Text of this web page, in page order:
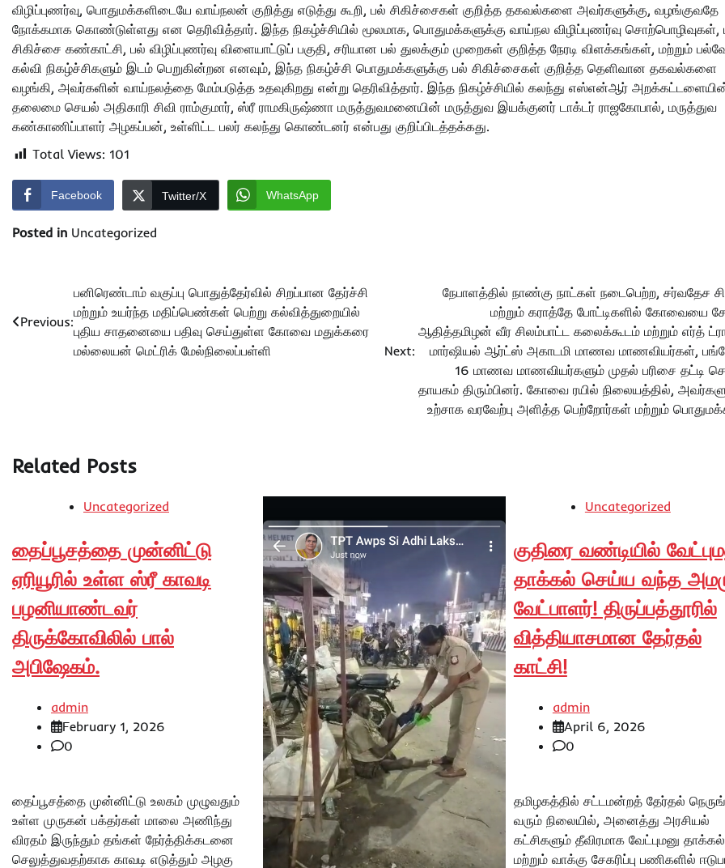
விழிப்புணர்வு, பொதுமக்களிடையே வாய்நலன் குறித்து எடுத்து கூறி, பல் சிகிச்சைகள் குறித்த தகவல்களை அவர்களுக்கு, வழங்குவதே
நோக்கமாக கொண்டுள்ளது என தெரிவித்தார். இந்த நிகழ்ச்சியில் மூலமாக, பொதுமக்களுக்கு வாய்நல விழிப்புணர்வு சொற்பொழிவுகள்,
சிகிச்சை கண்காட்சி, பல் விழிப்புணர்வு விளையாட்டுப் பகுதி, சரியான பல் துலக்கும் முறைகள் குறித்த நேரடி விளக்கங்கள், மற்றும்
கல்வி நிகழ்ச்சிகளும் இடம் பெறுகின்றன எனவும், இந்த நிகழ்ச்சி பொதுமக்களுக்கு பல் சிகிச்சைகள் குறித்த தெளிவான தகவல்களை
வழங்கி, அவர்களின் வாய்நலத்தை மேம்படுத்த உதவுகிறது என்று தெரிவித்தார். இந்த நிகழ்ச்சியில் கலந்து எஸ்என்ஆர்
தலைமை செயல் அதிகாரி சிவி ராம்குமார், ஸ்ரீ ராமகிருஷ்ணா மருத்துவமனையின் மருத்துவ இயக்குனர் டாக்டர் ராஜகோபால், மருத்துவ
கண்காணிப்பாளர் அழகப்பன், உள்ளிட்ட பலர் கலந்து கொண்டனர் என்பது குறிப்பிடத்தக்கது.
Total Views: 101
Facebook Twitter/X WhatsApp
Posted in Uncategorized
navigation
Previous:
பனிரெண்டாம் வகுப்பு பொதுத்தேர்வில் சிறப்பான தேர்ச்சி
மற்றும் உயர்ந்த மதிப்பெண்கள் பெற்று கல்வித்துறையில்
புதிய சாதனையை பதிவு செய்துள்ள கோவை மதுக்கரை
மல்லையன் மெட்ரிக் மேல்நிலைப்பள்ளி
Next:
நேபாளத்தில் நாண்கு நாட்கள் நடைபெற்ற, சர்வதேச
மற்றும் கராத்தே போட்டிகளில் கோவையை
ஆதித்தமிழன் வீர சிலம்பாட்ட கலைக்கூடம் மற்றும் எர்த்
மார்ஷியல் ஆர்ட்ஸ் அகாடமி மாணவ மாணவியர்கள்,
16 மாணவ மாணவியர்களும் முதல் பரிசை தட்டி
தாயகம் திரும்பினர். கோவை ரயில் நிலையத்தில்,
உற்சாக வரவேற்பு அளித்த பெற்றோர்கள் மற்றும்
Related Posts
Uncategorized
தைப்பூசத்தை முன்னிட்டு
ஏரியூரில் உள்ள ஸ்ரீ காவடி
பழனியாண்டவர்
திருக்கோவிலில் பால்
அபிஷேகம்.
admin
February 1, 2026
0
தைப்பூசத்தை முன்னிட்டு உலகம் முழுவதும்
உள்ள முருகன் பக்தர்கள் மாலை அணிந்து
விரதம் இருந்தும் தங்கள் நேர்த்திக்கடனை
செலுத்துவதற்காக காவடி எடுத்தும் அழகு
Uncategorized
குதிரை வண்டியில்
தாக்கல் செய்ய வந்த
வேட்பாளர்! திருப்பத்தூரில்
வித்தியாசமான தேர்தல்
காட்சி!
admin
April 6, 2026
0
தமிழகத்தில் சட்டமன்றத் தேர்தல்
வரும் நிலையில், அனைத்து அரசியல்
கட்சிகளும் தீவிரமாக வேட்புமனு தாக்கல்
மற்றும் வாக்கு சேகரிப்பு பணிகளில்